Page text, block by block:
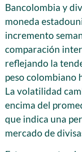
Bancolombia y
moneda
incremento
comparación
reflejando la
peso colombiano
La volatilidad
encima del
que indica una
mercado de